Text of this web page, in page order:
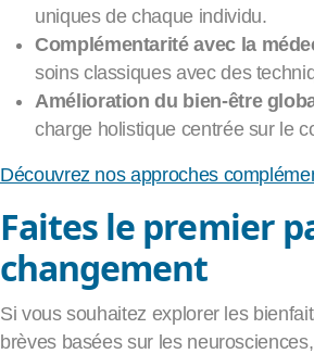
uniques de chaque individu.
Complémentarité avec la
soins classiques avec des
Amélioration du bien-être
charge holistique centrée sur le
Découvrez nos approches
Faites le premier
changement
Si vous souhaitez explorer les
brèves basées sur les